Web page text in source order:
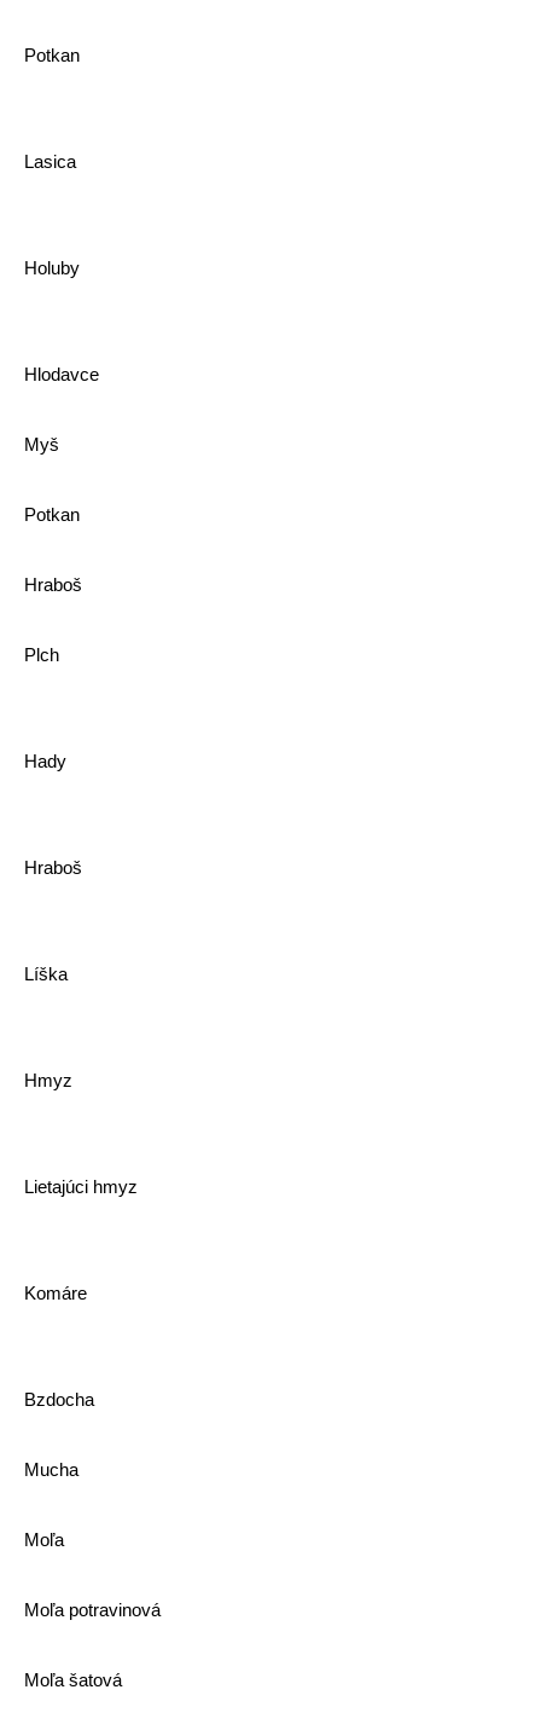
Potkan
Lasica
Holuby
Hlodavce
Myš
Potkan
Hraboš
Plch
Hady
Hraboš
Líška
Hmyz
Lietajúci hmyz
Komáre
Bzdocha
Mucha
Moľa
Moľa potravinová
Moľa šatová